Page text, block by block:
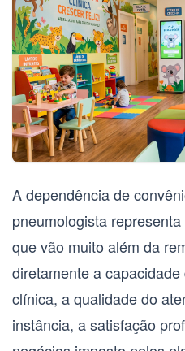
A dependência de
pneumologista
que vão muito além da
diretamente a
clínica, a qualidade do
instância, a satisfação